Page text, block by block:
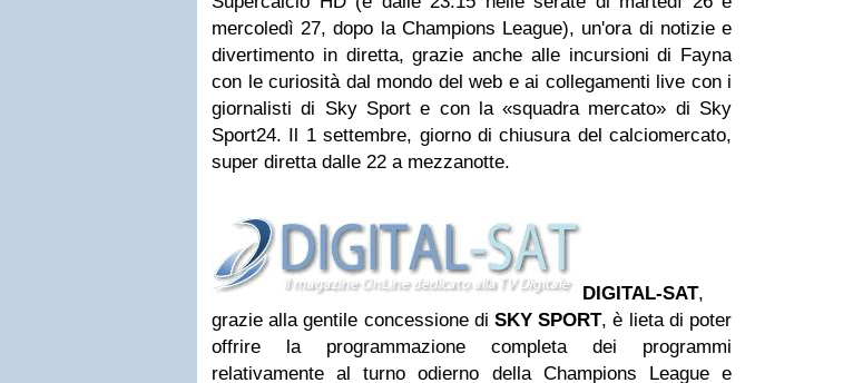
mercoledì 27, dopo la Champions League), un'ora di notizie e
divertimento in diretta, grazie anche alle incursioni di Fayna
con le curiosità dal mondo del web e ai collegamenti live con i
giornalisti di Sky Sport e con la «squadra mercato» di Sky
Sport24. Il 1 settembre, giorno di chiusura del calciomercato,
super diretta dalle 22 a mezzanotte.
DIGITAL-SAT,
grazie alla gentile concessione di SKY SPORT, è lieta di poter
offrire la programmazione completa dei programmi
relativamente al turno odierno della Champions League e